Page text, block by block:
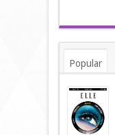
Popular